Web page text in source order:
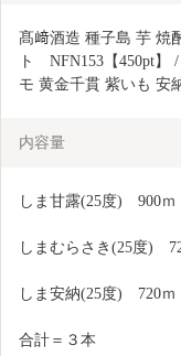
髙﨑酒造 種子島 芋 焼
ト　NFN153【450pt
モ 黄金千貫 紫いも 安
内容量
しま甘露(25度)　900
しまむらさき(25度)　
しま安納(25度)　720
合計＝３本